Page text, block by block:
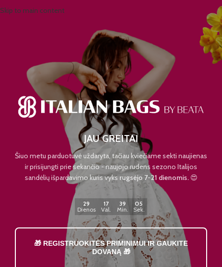
Skip to main content
JAU GREITAI
Šiuo metu parduotuvė uždaryta, tačiau kviečiame sekti naujienas
ir prisijungti prie sekančio - naujojo rudens sezono Italijos
sandėlių išpardavimo kuris vyks rugsėjo 7-21 dienomis.😍
29
Dienos
17
Val.
39
Min.
05
Sek.
🎁 REGISTRUOKITĖS PRIMINIMUI IR GAUKITE
DOVANĄ 🎁